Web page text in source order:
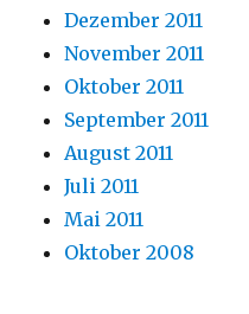
Dezember 2011
November 2011
Oktober 2011
September 2011
August 2011
Juli 2011
Mai 2011
Oktober 2008